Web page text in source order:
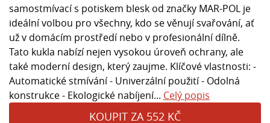
samostmívací s potiskem blesk od značky MAR-POL je
ideální volbou pro všechny, kdo se věnují svařování, ať
už v domácím prostředí nebo v profesionální dílně.
Tato kukla nabízí nejen vysokou úroveň ochrany, ale
také moderní design, který zaujme. Klíčové vlastnosti: -
Automatické stmívání - Univerzální použití - Odolná
konstrukce - Ekologické nabíjení... Celý popis
KOUPIT ZA 552 KČ